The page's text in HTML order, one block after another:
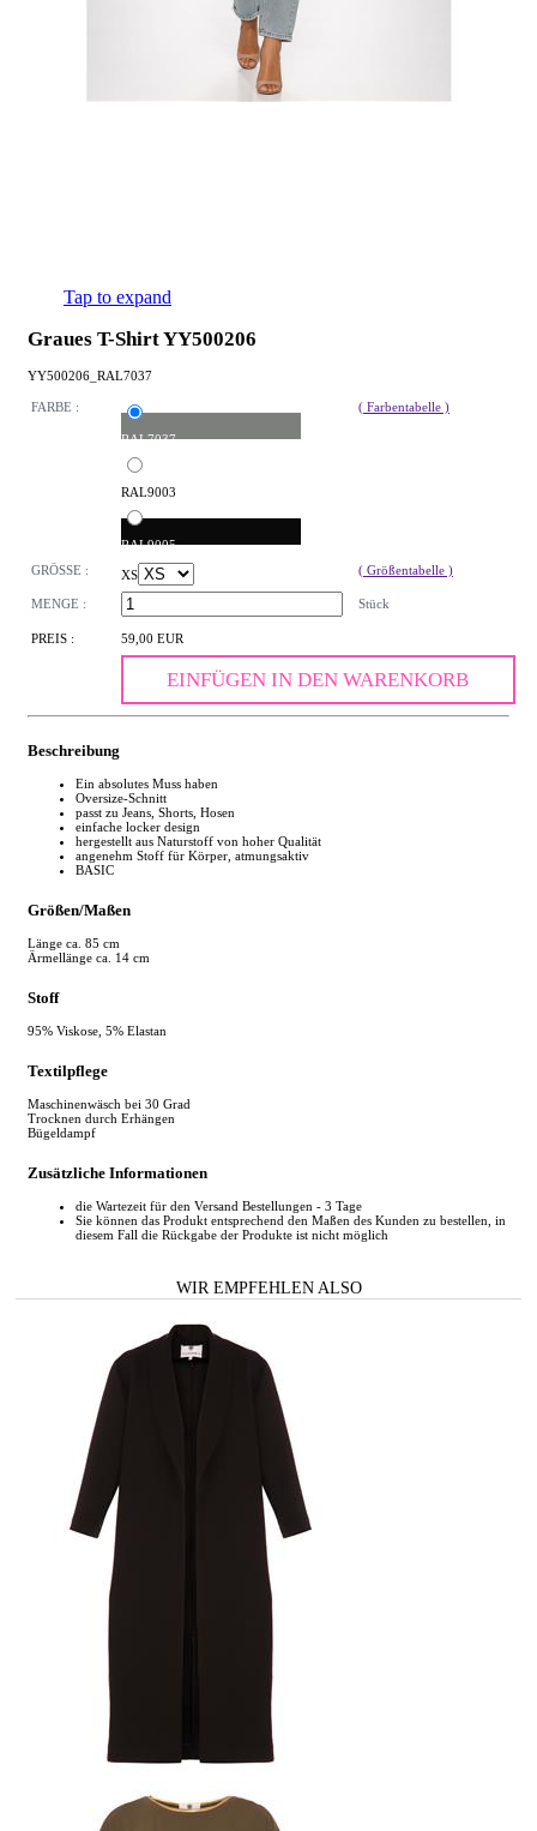
Tap to expand
Graues T-Shirt YY500206
YY500206_RAL7037
FARBE :
RAL7037
RAL9003
RAL9005
( Farbentabelle )
GRÖSSE : XS ( Größentabelle )
MENGE : Stück
PREIS : 59,00 EUR
EINFÜGEN IN DEN WARENKORB
Beschreibung
Ein absolutes Muss haben
Oversize-Schnitt
passt zu Jeans, Shorts, Hosen
einfache locker design
hergestellt aus Naturstoff von hoher Qualität
angenehm Stoff für Körper, atmungsaktiv
BASIC
Größen/Maßen
Länge ca. 85 cm
Ärmellänge ca. 14 cm
Stoff
95% Viskose, 5% Elastan
Textilpflege
Maschinenwäsch bei 30 Grad
Trocknen durch Erhängen
Bügeldampf
Zusätzliche Informationen
die Wartezeit für den Versand Bestellungen - 3 Tage
Sie können das Produkt entsprechend den Maßen des Kunden zu bestellen, in
diesem Fall die Rückgabe der Produkte ist nicht möglich
WIR EMPFEHLEN ALSO